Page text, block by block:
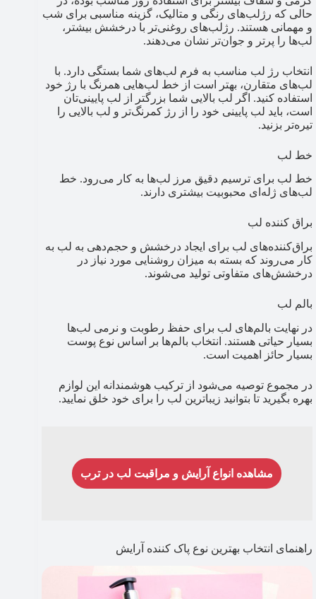
حالی که رژلب‌های رنگی و متالیک، گزینه مناسبی برای شب
و مهمانی هستند. رژلب‌های روغنی‌تر با درخشش بیشتر،
لب‌ها را پرتر و جوان‌تر نشان می‌دهند.
انتخاب رژ لب مناسب به فرم لب‌های شما بستگی دارد. با
لب‌های متقارن، بهتر است از خط لب‌هایی همرنگ با رژ خود
استفاده کنید. اگر لب بالایی شما بزرگتر از لب پایینی‌تان
است، باید لب پایینی خود را از رژ کمرنگ‌تر و لب بالایی را
تیره‌تر بزنید.
خط لب
خط لب برای ترسیم دقیق مرز لب‌ها به کار می‌رود. خط
لب‌های ژله‌ای محبوبیت بیشتری دارند.
براق کننده لب
براق‌کننده‌های لب برای ایجاد درخشش و حجم‌دهی به لب به
کار می‌روند که بسته به میزان روشنایی مورد نیاز در
درخشش‌های متفاوتی تولید می‌شوند.
بالم لب
در نهایت بالم‌های لب برای حفظ رطوبت و نرمی لب‌ها
بسیار حیاتی هستند. انتخاب بالم‌ها بر اساس نوع پوست
بسیار حائز اهمیت است.
در مجموع توصیه می‌شود از ترکیب هوشمندانه‌ این لوازم
بهره بگیرید تا بتوانید زیباترین لب را برای خود خلق نمایید.
مشاهده انواع آرایش و مراقبت لب در ترب
راهنمای انتخاب بهترین نوع پاک کننده آرایش